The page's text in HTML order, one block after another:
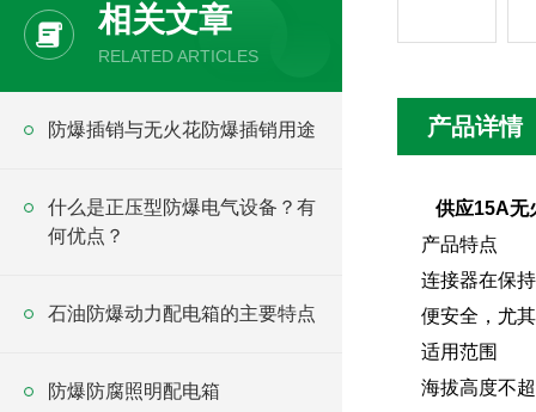
相关文章
RELATED ARTICLES
防爆插销与无火花防爆插销用途
什么是正压型防爆电气设备？有
何优点？
石油防爆动力配电箱的主要特点
防爆防腐照明配电箱
产品详情
供应15A无
产品特点
连接器在保
便安全，尤
适用范围
海拔高度不